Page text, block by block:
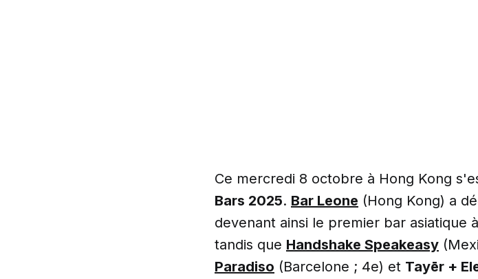
Ce mercredi 8 octobre à Hong Kong
Bars 2025. Bar Leone (Hong Kong) a
devenant ainsi le premier bar asiatique
tandis que Handshake Speakeasy
Paradiso (Barcelone ; 4e) et Tayēr +